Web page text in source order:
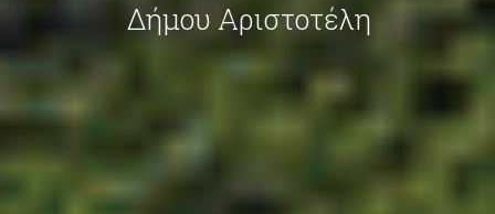
Δήμου Αριστοτέλη